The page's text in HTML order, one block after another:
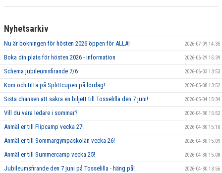
FRITIDSKORTET
Nyhetsarkiv
Nu är bokningen för hösten 2026 öppen för ALLA! 2026-07-09 14:35
Boka din plats för hösten 2026 - information 2026-06-29 15:39
Schema jubileumsfirande 7/6 2026-06-03 13:53
Kom och titta på Splittcupen på lördag! 2026-05-08 13:52
Sista chansen att säkra en biljett till Tosselilla den 7 juni! 2026-05-04 15:34
Vill du vara ledare i sommar? 2026-04-30 15:52
Anmäl er till Flipcamp vecka 27! 2026-04-30 15:10
Anmäl er till Sommargympaskolan vecka 26! 2026-04-30 15:09
Anmäl er till Summercamp vecka 25! 2026-04-30 15:08
Jubileumsfirande den 7 juni på Tosselilla - häng på! 2026-04-30 13:56